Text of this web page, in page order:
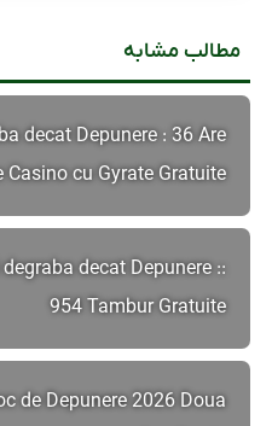
مطالب مشابه
decat Depunere : 36 Are
Casino cu Gyrate Gratuite
decat Depunere ::
954 Tambur Gratuite
de Depunere 2026 Doua